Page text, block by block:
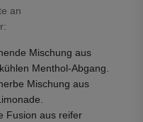
an
Mischung aus
Menthol-Abgang.
Mischung aus
Fusion aus reifer